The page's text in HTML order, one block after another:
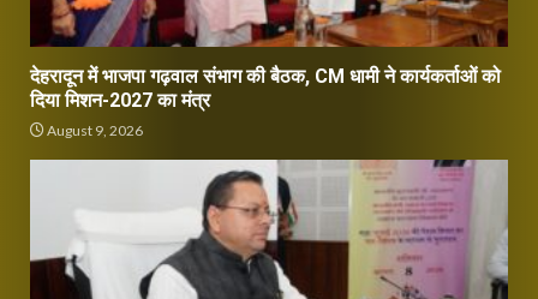
देहरादून में भाजपा गढ़वाल संभाग की बैठक, CM धामी ने कार्यकर्ताओं को
दिया मिशन-2027 का मंत्र
August 9, 2026